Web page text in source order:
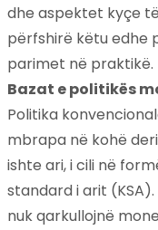
dhe aspektet kyçe
përfshirë këtu edhe
parimet në praktikë.
Bazat e politikës
Politika
mbrapa në kohë
ishte ari, i cili në
standard i arit
nuk qarkullojnë